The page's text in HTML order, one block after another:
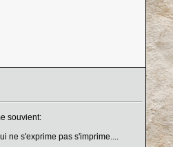
souvient:
ne s'exprime pas s'imprime....